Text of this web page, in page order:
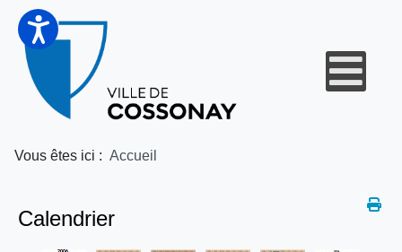
Vous êtes ici : Accueil
Calendrier